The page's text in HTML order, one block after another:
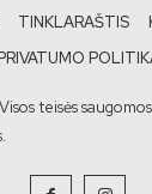
TINKLARAŠTIS
teisės